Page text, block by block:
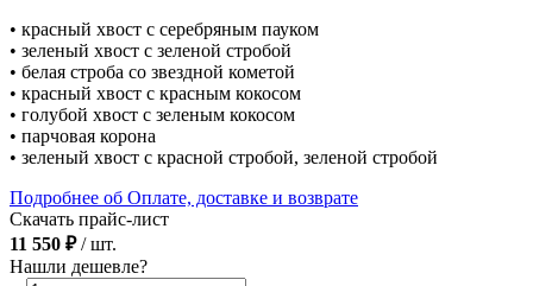
• красный хвост с серебряным пауком
• зеленый хвост с зеленой стробой
• белая строба со звездной кометой
• красный хвост с красным кокосом
• голубой хвост с зеленым кокосом
• парчовая корона
• зеленый хвост с красной стробой, зеленой стробой
Подробнее об Оплате, доставке и возврате
Скачать прайс-лист
11 550 ₽ / шт.
Нашли дешевле?